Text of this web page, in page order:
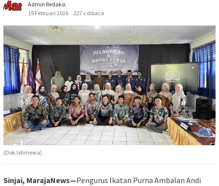
Admin Redaksi
19 Februari 2026
227 x dibaca
(Dok.Istimewa)
Sinjai, MarajaNews—Pengurus Ikatan Purna Ambalan Andi